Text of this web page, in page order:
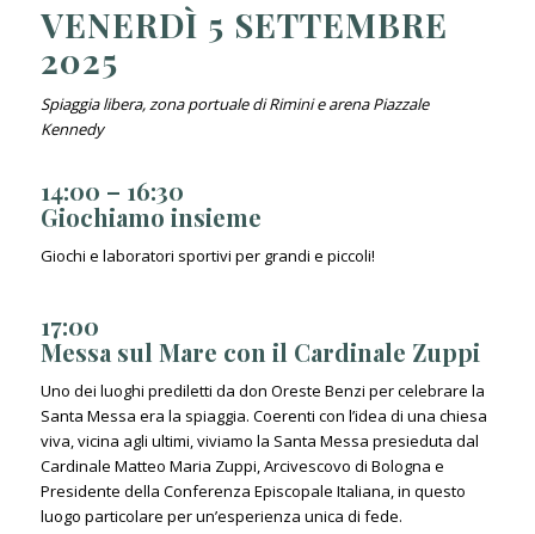
VENERDÌ 5 SETTEMBRE
2025
Spiaggia libera, zona portuale di Rimini e arena Piazzale
Kennedy
14:00 – 16:30
Giochiamo insieme
Giochi e laboratori sportivi per grandi e piccoli!
17:00
Messa sul Mare con il Cardinale Zuppi
Uno dei luoghi prediletti da don Oreste Benzi per celebrare la
Santa Messa era la spiaggia. Coerenti con l’idea di una chiesa
viva, vicina agli ultimi, viviamo la Santa Messa presieduta dal
Cardinale Matteo Maria Zuppi, Arcivescovo di Bologna e
Presidente della Conferenza Episcopale Italiana, in questo
luogo particolare per un’esperienza unica di fede.